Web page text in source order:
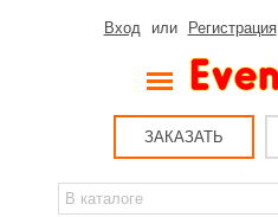
Вход или Регистрация
ЗАКАЗАТЬ